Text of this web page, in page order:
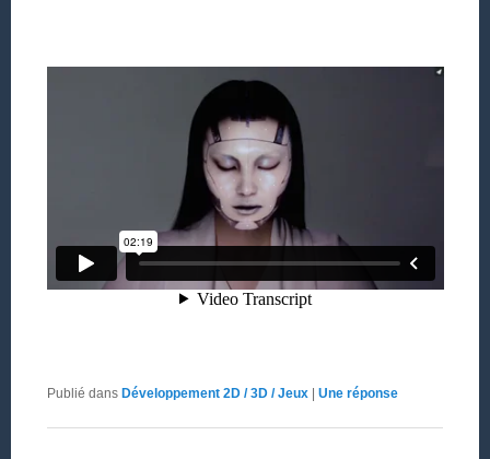
Publié dans Développement 2D / 3D / Jeux Uneréponse